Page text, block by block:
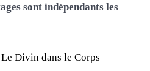
sont indépendants les
Divin dans le Corps